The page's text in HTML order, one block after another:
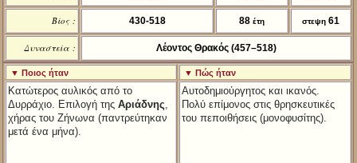
Βίος : 430-518 88έτη στεψη 61
Δυναστεία : Λέοντος Θρακός (457–518)
▼ Ποιος ήταν ▼ Πώς ήταν
Κατώτερος αυλικός από το
Δυρράχιο. Επιλογή τηςΑριάδνης,
χήρας του Ζήνωνα (παντρεύτηκαν
μετά ένα μήνα).
Αυτοδημιούργητος και ικανός.
Πολύ επίμονος στις θρησκευτικές
του πεποιθήσεις (μονοφυσίτης).